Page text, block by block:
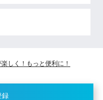
しく！もっと便利に！
録